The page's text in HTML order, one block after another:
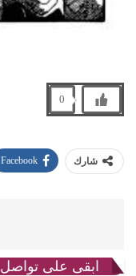
0
شارك Facebook
ابقى على تواصل